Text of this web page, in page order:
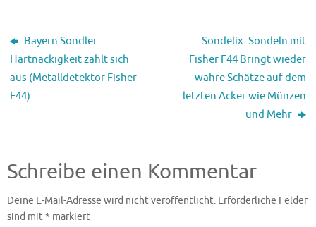
Bayern Sondler:
Hartnäckigkeit zahlt sich
aus (Metalldetektor Fisher
F44)
Sondelix: Sondeln mit
Fisher F44 Bringt wieder
wahre Schätze auf dem
letzten Acker wie Münzen
und Mehr
Schreibe einen Kommentar
Deine E-Mail-Adresse wird nicht veröffentlicht. Erforderliche Felder
sind mit* markiert